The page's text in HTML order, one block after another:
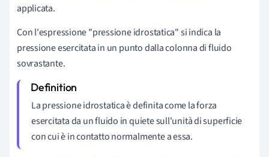
applicata.
Con l'espressione "pressione idrostatica" si indica la
pressione esercitata in un punto dalla colonna di fluido
sovrastante.
La pressione idrostatica è definita come la forza
esercitata da un fluido in quiete sull'unità di superficie
con cui è in contatto normalmente a essa.